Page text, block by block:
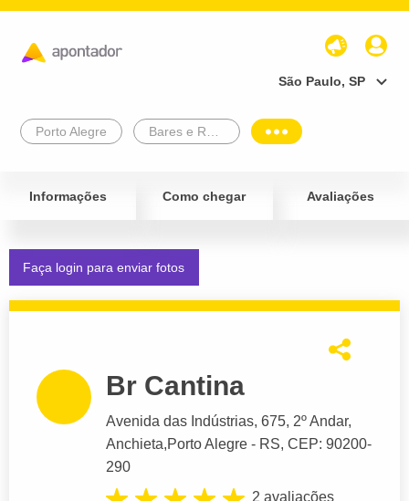
São Paulo, SP
Porto Alegre
Informações Como chegar Avaliações
Faça login para enviar fotos
Br Cantina
Avenida das Indústrias, 675, 2º Andar,
Anchieta,Porto Alegre - RS, CEP: 90200-
290
2 avaliações